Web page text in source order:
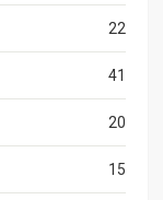
22
41
20
15